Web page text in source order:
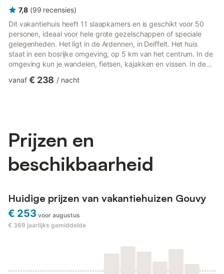
7,8 (99 recensies)
Dit vakantiehuis heeft 11 slaapkamers en is geschikt voor 50
personen, ideaal voor hele grote gezelschappen of speciale
gelegenheden. Het ligt in de Ardennen, in Deiffelt. Het huis
staat in een bosrijke omgeving, op 5 km van het centrum. In de
omgeving kun je wandelen, fietsen, kajakken en vissen. In de
beschikt over een bubbelbad, een zonnebank en een sauna,
vanaf € 238 / nacht
Prijzen en
beschikbaarheid
Huidige prijzen van vakantiehuizen Gouvy
€ 253 voor augustus
€ 369 jaarlijks gemiddelde